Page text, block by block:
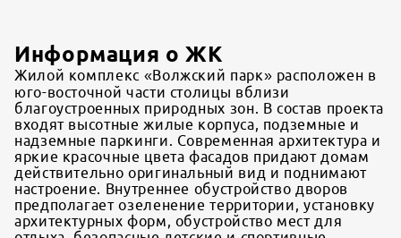
Информация о ЖК
Жилой комплекс «Волжский парк» расположен в
юго-восточной части столицы вблизи
благоустроенных природных зон. В состав проекта
входят высотные жилые корпуса, подземные и
надземные паркинги. Современная архитектура и
яркие красочные цвета фасадов придают домам
действительно оригинальный вид и поднимают
настроение. Внутреннее обустройство дворов
предполагает озеленение территории, установку
архитектурных форм, обустройство мест для